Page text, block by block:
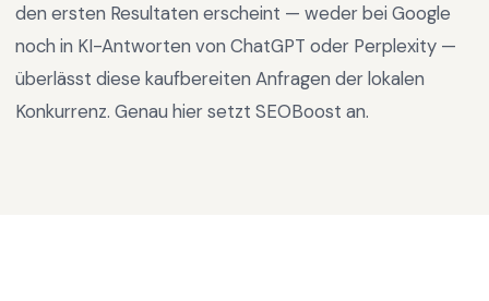
den ersten Resultaten erscheint — weder bei Google
noch in KI-Antworten von ChatGPT oder Perplexity —
überlässt diese kaufbereiten Anfragen der lokalen
Konkurrenz. Genau hier setzt SEOBoost an.